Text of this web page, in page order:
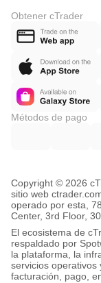
Obtener cTrader
Métodos de pago
Copyright © 2026
sitio web
operado por esta,
Center, 3rd Floor,
El ecosistema de
respaldado por
la plataforma, la
servicios operativos
facturación, pago,